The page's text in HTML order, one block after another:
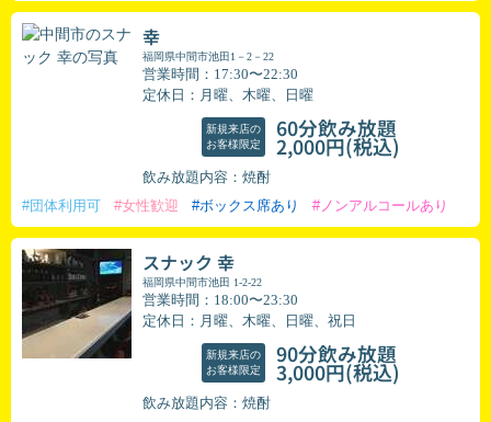
幸
福岡県中間市池田1－2－22
営業時間：17:30〜22:30
定休日：月曜、木曜、日曜
新規来店の
お客様限定
60分飲み放題
2,000円(税込)
飲み放題内容：焼酎
#団体利用可 #女性歓迎 #ボックス席あり #ノンアルコールあり
スナック 幸
福岡県中間市池田 1-2-22
営業時間：18:00〜23:30
定休日：月曜、木曜、日曜、祝日
新規来店の
お客様限定
90分飲み放題
3,000円(税込)
飲み放題内容：焼酎